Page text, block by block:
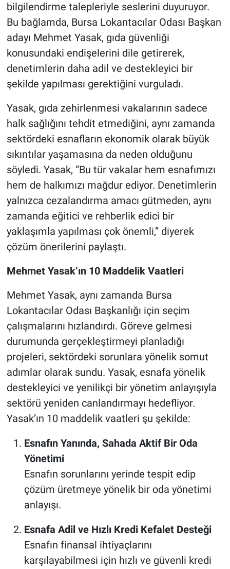
bilgilendirme talepleriyle seslerini duyuruyor.
Bu bağlamda, Bursa Lokantacılar Odası Başkan
adayı Mehmet Yasak, gıda güvenliği
konusundaki endişelerini dile getirerek,
denetimlerin daha adil ve destekleyici bir
şekilde yapılması gerektiğini vurguladı.
Yasak, gıda zehirlenmesi vakalarının sadece
halk sağlığını tehdit etmediğini, aynı zamanda
sektördeki esnafların ekonomik olarak büyük
sıkıntılar yaşamasına da neden olduğunu
söyledi. Yasak, “Bu tür vakalar hem esnafımızı
hem de halkımızı mağdur ediyor. Denetimlerin
yalnızca cezalandırma amacı gütmeden, aynı
zamanda eğitici ve rehberlik edici bir
yaklaşımla yapılması çok önemli,” diyerek
çözüm önerilerini paylaştı.
Mehmet Yasak’ın 10 Maddelik Vaatleri
Mehmet Yasak, aynı zamanda Bursa
Lokantacılar Odası Başkanlığı için seçim
çalışmalarını hızlandırdı. Göreve gelmesi
durumunda gerçekleştirmeyi planladığı
projeleri, sektördeki sorunlara yönelik somut
adımlar olarak sundu. Yasak, esnafa yönelik
destekleyici ve yenilikçi bir yönetim anlayışıyla
sektörü yeniden canlandırmayı hedefliyor.
Yasak’ın 10 maddelik vaatleri şu şekilde:
Esnafın Yanında, Sahada Aktif Bir Oda
Yönetimi
Esnafın sorunlarını yerinde tespit edip
çözüm üretmeye yönelik bir oda yönetimi
anlayışı.
Esnafa Adil ve Hızlı Kredi Kefalet Desteği
Esnafın finansal ihtiyaçlarını
karşılayabilmesi için hızlı ve güvenli kredi